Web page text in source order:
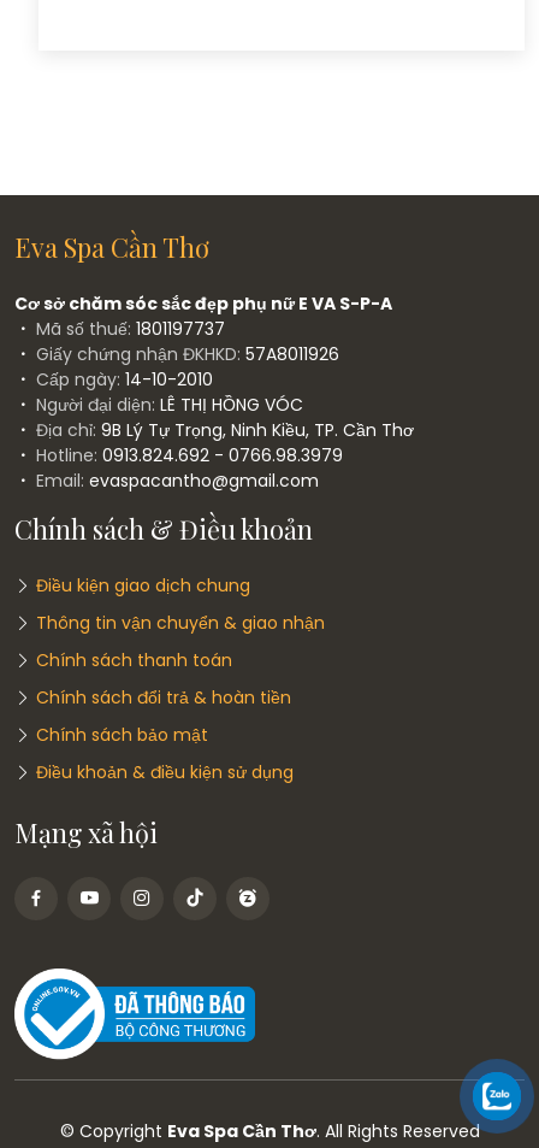
Eva Spa Cần Thơ
Cơ sở chăm sóc sắc đẹp phụ nữ E VA S-P-A
Mã số thuế: 1801197737
Giấy chứng nhận ĐKHKD: 57A8011926
Cấp ngày: 14-10-2010
Người đại diện: LÊ THỊ HỒNG VÓC
Địa chỉ: 9B Lý Tự Trọng, Ninh Kiều, TP. Cần Thơ
Hotline: 0913.824.692 - 0766.98.3979
Email: evaspacantho@gmail.com
Chính sách & Điều khoản
Điều kiện giao dịch chung
Thông tin vận chuyển & giao nhận
Chính sách thanh toán
Chính sách đổi trả & hoàn tiền
Chính sách bảo mật
Điều khoản & điều kiện sử dụng
Mạng xã hội
© Copyright Eva Spa Cần Thơ. All Rights Reserved